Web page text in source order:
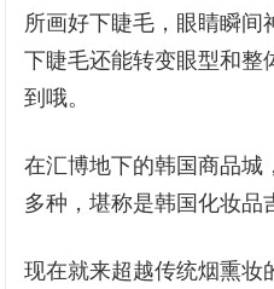
所画好下睫毛，眼睛瞬间
下睫毛还能转变眼型和整
到哦。
在汇博地下的韩国商品城
多种，堪称是韩国化妆品
现在就来超越传统烟熏妆